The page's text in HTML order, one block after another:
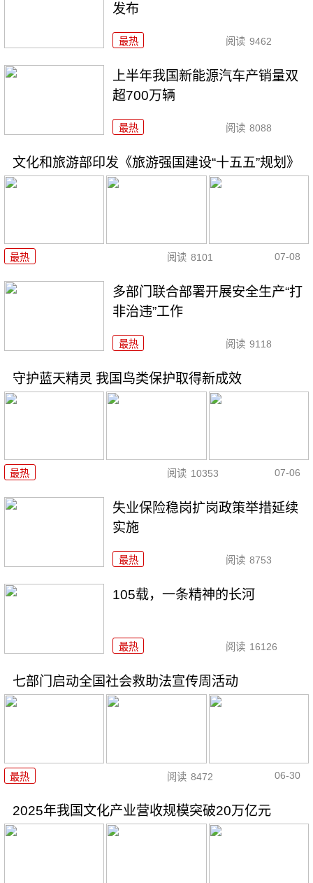
发布
最热 阅读 9462
上半年我国新能源汽车产销量双
超700万辆
最热 阅读 8088
文化和旅游部印发《旅游强国建设“十五五”规划》
最热 阅读 8101 07-08
多部门联合部署开展安全生产“打
非治违”工作
最热 阅读 9118
守护蓝天精灵 我国鸟类保护取得新成效
最热 阅读 10353 07-06
失业保险稳岗扩岗政策举措延续
实施
最热 阅读 8753
105载，一条精神的长河
最热 阅读 16126
七部门启动全国社会救助法宣传周活动
最热 阅读 8472 06-30
2025年我国文化产业营收规模突破20万亿元